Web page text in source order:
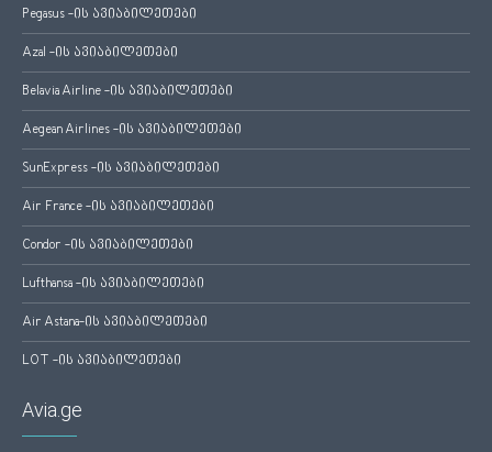
Pegasus -ის ავიაბილეთები
Azal -ის ავიაბილეთები
Belavia Airline -ის ავიაბილეთები
Aegean Airlines -ის ავიაბილეთები
SunExpress -ის ავიაბილეთები
Air France -ის ავიაბილეთები
Condor -ის ავიაბილეთები
Lufthansa -ის ავიაბილეთები
Air Astana-ის ავიაბილეთები
LOT -ის ავიაბილეთები
Avia.ge